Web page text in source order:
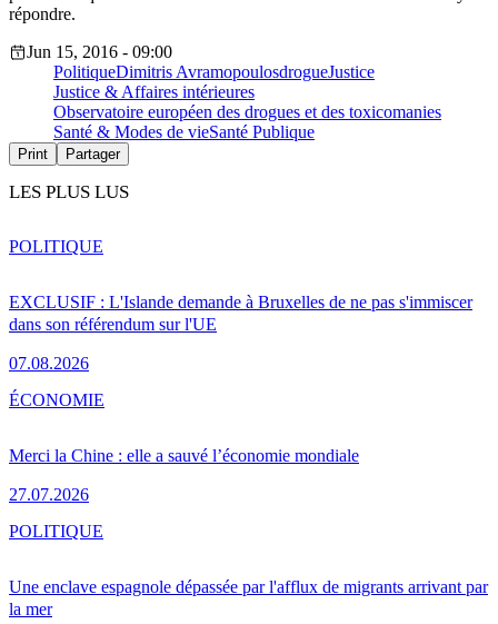
répondre.
Jun 15, 2016 - 09:00
PolitiqueDimitris AvramopoulosdrogueJustice
Justice & Affaires intérieures
Observatoire européen des drogues et des toxicomanies
Santé & Modes de vieSanté Publique
Print Partager
LES PLUS LUS
EXCLUSIF : L'Islande demande à Bruxelles de ne pas s'immiscer
dans son référendum sur l'UE
07.08.2026
POLITIQUE
Merci la Chine : elle a sauvé l’économie mondiale
27.07.2026
ÉCONOMIE
Une enclave espagnole dépassée par l'afflux de migrants arrivant par
la mer
POLITIQUE